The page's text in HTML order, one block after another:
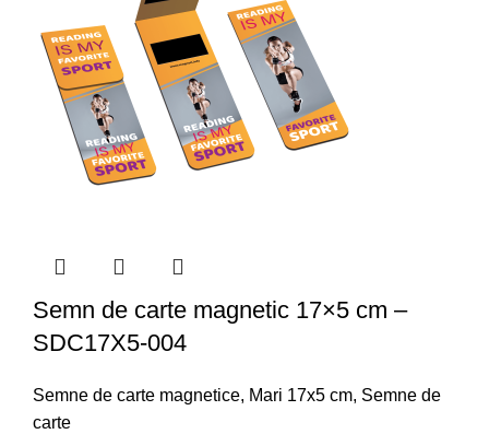
Semn de carte magnetic 17×5 cm –
SDC17X5-004
Semne de carte magnetice, Mari 17x5 cm, Semne de
carte